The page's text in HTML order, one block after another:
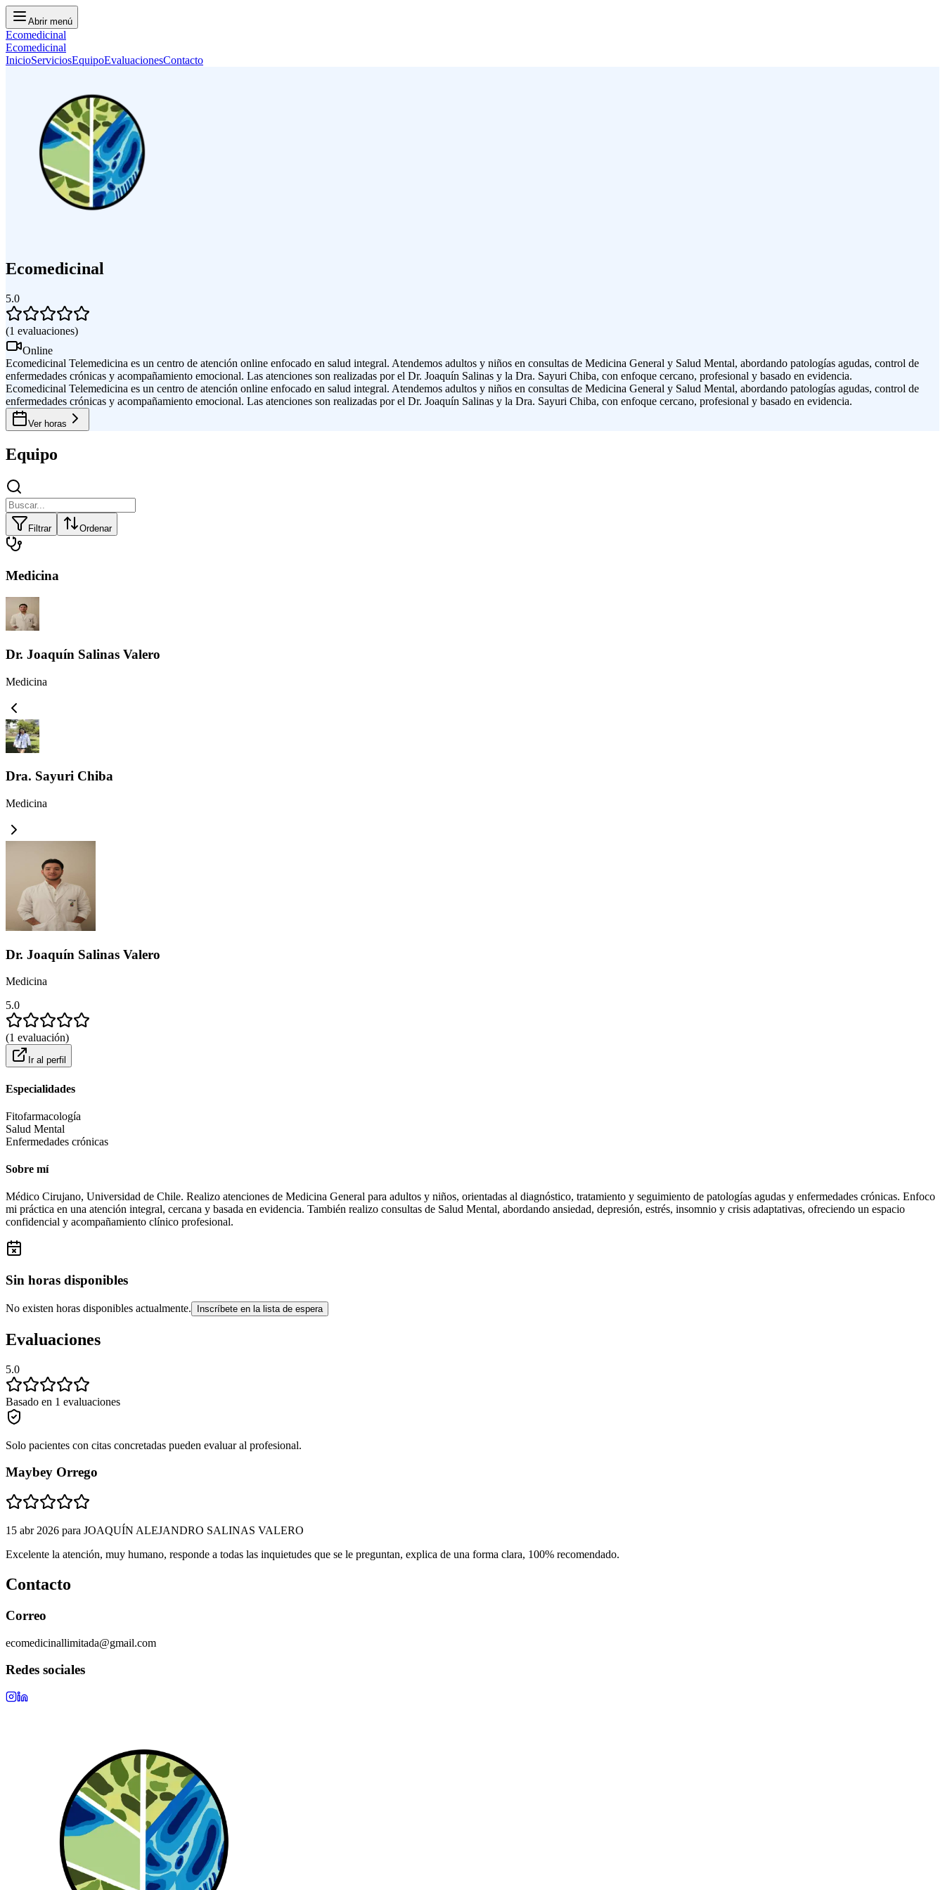
Abrir menú
Ecomedicinal
Ecomedicinal
InicioServiciosEquipoEvaluacionesContacto
Ecomedicinal
5.0
(1 evaluaciones)
Online
Ecomedicinal Telemedicina es un centro de atención online enfocado en salud integral. Atendemos adultos y niños en consultas de Medicina General y Salud Mental, abordando patologías agudas, control de
enfermedades crónicas y acompañamiento emocional. Las atenciones son realizadas por el Dr. Joaquín Salinas y la Dra. Sayuri Chiba, con enfoque cercano, profesional y basado en evidencia.
Ecomedicinal Telemedicina es un centro de atención online enfocado en salud integral. Atendemos adultos y niños en consultas de Medicina General y Salud Mental, abordando patologías agudas, control de
enfermedades crónicas y acompañamiento emocional. Las atenciones son realizadas por el Dr. Joaquín Salinas y la Dra. Sayuri Chiba, con enfoque cercano, profesional y basado en evidencia.
Ver horas
Equipo
Filtrar Ordenar
Medicina
Dr. Joaquín Salinas Valero
Medicina
Dra. Sayuri Chiba
Medicina
Dr. Joaquín Salinas Valero
Medicina
5.0
(1 evaluación)
Ir al perfil
Especialidades
Fitofarmacología
Salud Mental
Enfermedades crónicas
Sobre mí
Médico Cirujano, Universidad de Chile. Realizo atenciones de Medicina General para adultos y niños, orientadas al diagnóstico, tratamiento y seguimiento de patologías agudas y enfermedades crónicas. Enfoco
mi práctica en una atención integral, cercana y basada en evidencia. También realizo consultas de Salud Mental, abordando ansiedad, depresión, estrés, insomnio y crisis adaptativas, ofreciendo un espacio
confidencial y acompañamiento clínico profesional.
Sin horas disponibles
No existen horas disponibles actualmente. Inscríbete en la lista de espera
Evaluaciones
5.0
Basado en 1 evaluaciones
Solo pacientes con citas concretadas pueden evaluar al profesional.
Maybey Orrego
15 abr 2026 para JOAQUÍN ALEJANDRO SALINAS VALERO
Excelente la atención, muy humano, responde a todas las inquietudes que se le preguntan, explica de una forma clara, 100% recomendado.
Contacto
Correo
ecomedicinallimitada@gmail.com
Redes sociales